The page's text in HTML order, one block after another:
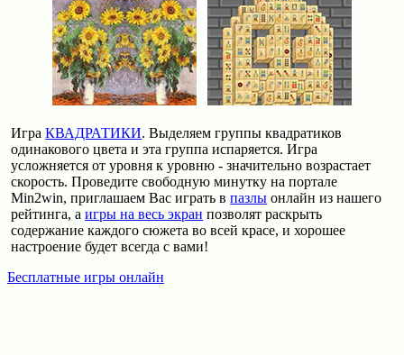
ИграКВАДРАТИКИ. Выделяем группы квадратиков
одинакового цвета и эта группа испаряется. Игра
усложняется от уровня к уровню - значительно возрастает
скорость. Проведите свободную минутку на портале
Min2win, приглашаем Вас играть впазлы онлайн из нашего
рейтинга, аигры на весь экран позволят раскрыть
содержание каждого сюжета во всей красе, и хорошее
настроение будет всегда с вами!
Бесплатные игры онлайн